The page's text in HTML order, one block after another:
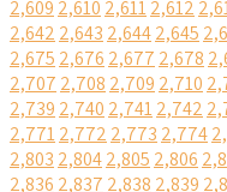
2,609 2,610 2,6112,612
2,642 2,643 2,6442,645
2,675 2,676 2,677 2,678
2,707 2,708 2,709 2,710
2,739 2,740 2,7412,742
2,7712,772 2,773 2,774
2,803 2,8042,805 2,806
2,836 2,837 2,838 2,839